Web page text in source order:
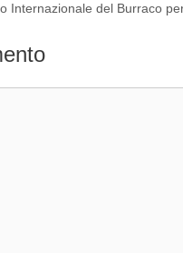
Internazionale del Burraco